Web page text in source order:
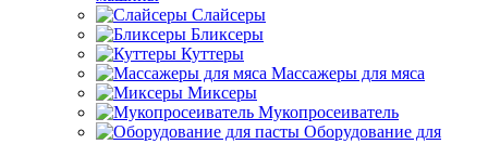
Слайсеры
Бликсеры
Куттеры
Массажеры для мяса
Миксеры
Мукопросеиватель
Оборудование для